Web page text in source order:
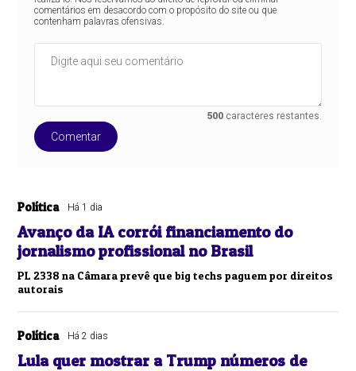
comentários em desacordo com o propósito do site ou que
contenham palavras ofensivas.
500 caracteres restantes.
Comentar
Política Há 1 dia
Avanço da IA corrói financiamento do
jornalismo profissional no Brasil
PL 2338 na Câmara prevê que big techs paguem por direitos
autorais
Política Há 2 dias
Lula quer mostrar a Trump números de